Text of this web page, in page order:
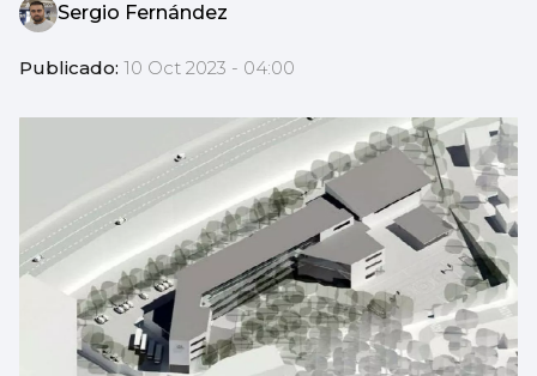
Sergio Fernández
Publicado: 10 Oct 2023 - 04:00